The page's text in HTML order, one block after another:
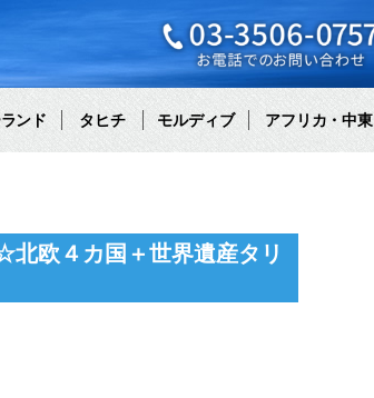
ンド タヒチ モルディブ アフリカ・中東
北欧４カ国＋世界遺産タリ